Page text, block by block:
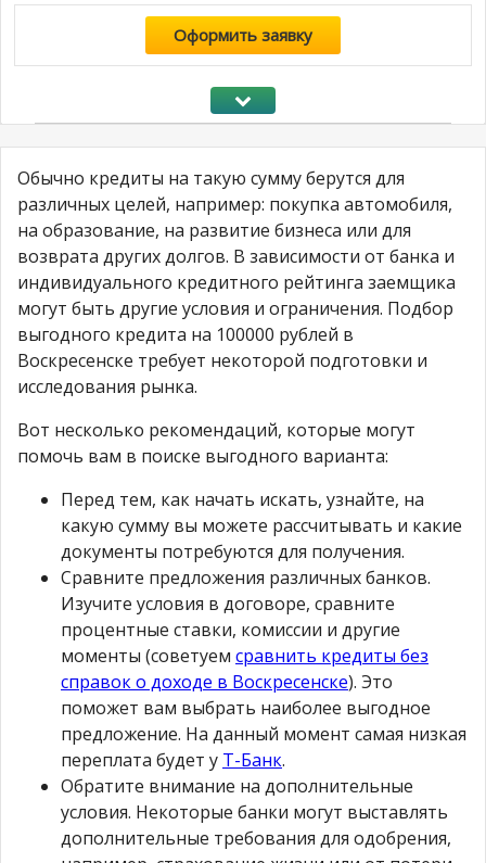
Оформить заявку
Обычно кредиты на такую сумму берутся для
различных целей, например: покупка автомобиля,
на образование, на развитие бизнеса или для
возврата других долгов. В зависимости от банка и
индивидуального кредитного рейтинга заемщика
могут быть другие условия и ограничения. Подбор
выгодного кредита на 100000 рублей в
Воскресенске требует некоторой подготовки и
исследования рынка.
Вот несколько рекомендаций, которые могут
помочь вам в поиске выгодного варианта:
Перед тем, как начать искать, узнайте, на
какую сумму вы можете рассчитывать и какие
документы потребуются для получения.
Сравните предложения различных банков.
Изучите условия в договоре, сравните
процентные ставки, комиссии и другие
моменты (советуем сравнить кредиты без
справок о доходе в Воскресенске). Это
поможет вам выбрать наиболее выгодное
предложение. На данный момент самая низкая
переплата будет у Т-Банк.
Обратите внимание на дополнительные
условия. Некоторые банки могут выставлять
дополнительные требования для одобрения,